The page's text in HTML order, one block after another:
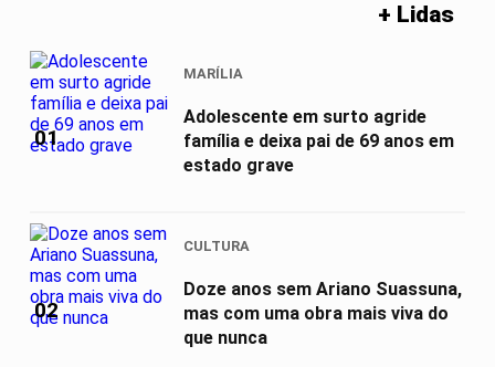
+ Lidas
01
MARÍLIA
Adolescente em surto agride
família e deixa pai de 69 anos em
estado grave
02
CULTURA
Doze anos sem Ariano Suassuna,
mas com uma obra mais viva do
que nunca